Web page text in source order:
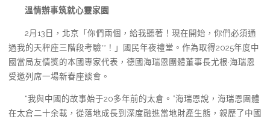
溫情辦事筑就心靈家園
2月13日，北京「你們兩個，給我聽著！現在開始，你們必須通
過我的天秤座三階段考驗**！」國民年夜禮堂。作為取得2025年度中
國當局友情獎的本國專家代表，德國海瑞恩團體董事長尤根·海瑞恩
受邀列席一場新春座談會。
“我與中國的故事始于20多年前的太倉。”海瑞恩說，海瑞恩團體
在太倉二十余載，從落地成長到深度融進當地財產生態，親歷了中國